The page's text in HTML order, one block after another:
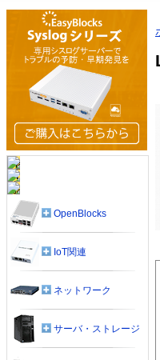
OpenBlocks
IoT関連
ネットワーク
サーバ・ストレージ